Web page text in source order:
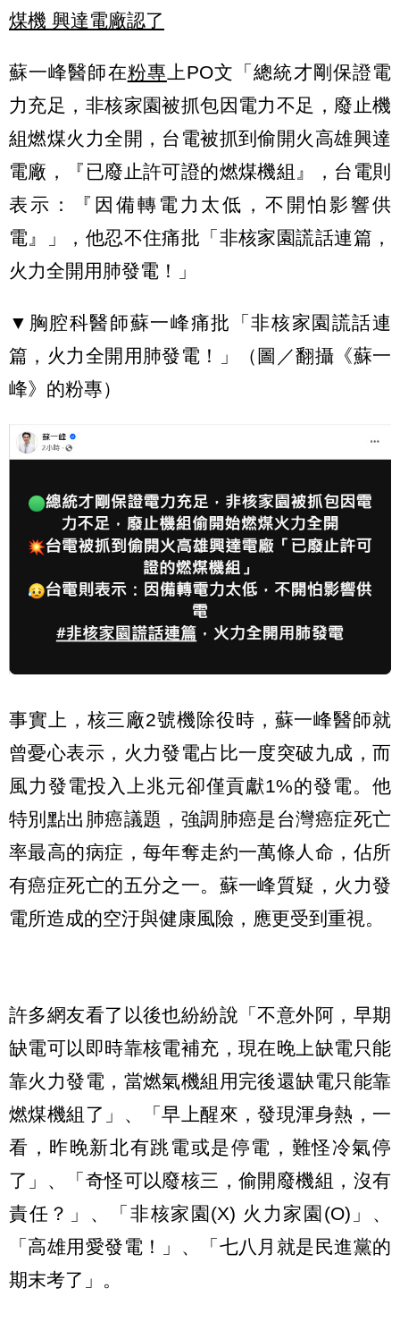
煤機 興達電廠認了
蘇一峰醫師在粉專 上PO文「總統才剛保證電
力充足，非核家園被抓包因電力不足，廢止機
組燃煤火力全開，台電被抓到偷開火高雄興達
電廠，『已廢止許可證的燃煤機組』，台電則
表示：『因備轉電力太低，不開怕影響供
電』」，他忍不住痛批「非核家園謊話連篇，
火力全開用肺發電！」
▼胸腔科醫師蘇一峰痛批「非核家園謊話連
篇，火力全開用肺發電！」（圖／翻攝《蘇一
峰》的粉專）
事實上，核三廠2號機除役時，蘇一峰醫師就
曾憂心表示，火力發電占比一度突破九成，而
風力發電投入上兆元卻僅貢獻1%的發電。他
特別點出肺癌議題，強調肺癌是台灣癌症死亡
率最高的病症，每年奪走約一萬條人命，佔所
有癌症死亡的五分之一。蘇一峰質疑，火力發
電所造成的空汙與健康風險，應更受到重視。
許多網友看了以後也紛紛說「不意外阿，早期
缺電可以即時靠核電補充，現在晚上缺電只能
靠火力發電，當燃氣機組用完後還缺電只能靠
燃煤機組了」、「早上醒來，發現渾身熱，一
看，昨晚新北有跳電或是停電，難怪冷氣停
了」、「奇怪可以廢核三，偷開廢機組，沒有
責任？」、「非核家園(X) 火力家園(O)」、
「高雄用愛發電！」、「七八月就是民進黨的
期末考了」。